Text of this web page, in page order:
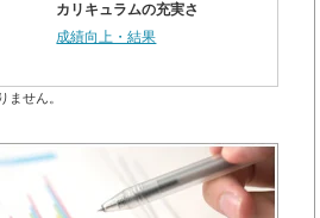
カリキュラムの充実さ
成績向上・結果
せん。